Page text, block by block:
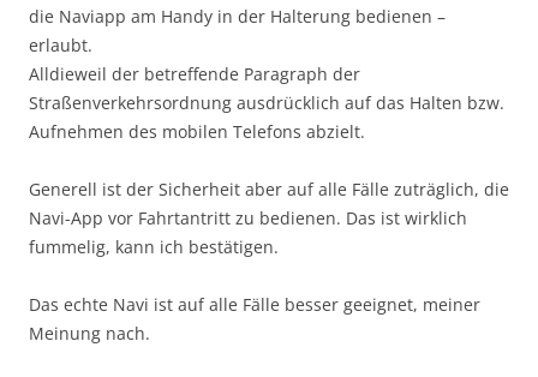
die Naviapp am Handy in der Halterung bedienen –
erlaubt.
Alldieweil der betreffende Paragraph der
Straßenverkehrsordnung ausdrücklich auf das Halten bzw.
Aufnehmen des mobilen Telefons abzielt.
Generell ist der Sicherheit aber auf alle Fälle zuträglich, die
Navi-App vor Fahrtantritt zu bedienen. Das ist wirklich
fummelig, kann ich bestätigen.
Das echte Navi ist auf alle Fälle besser geeignet, meiner
Meinung nach.